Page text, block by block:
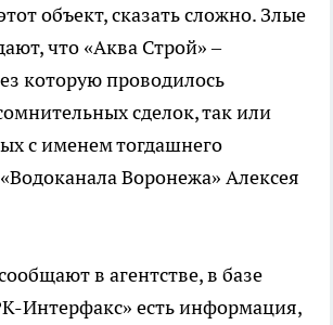
объект, сказать сложно. Злые
что «Аква Строй» –
которую проводилось
сделок, так или
с именем тогдашнего
Воронежа» Алексея
в агентстве, в базе
Интерфакс» есть информация,